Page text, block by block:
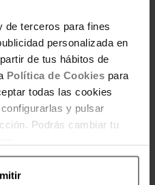
de terceros para fines
personalizada en
de tus hábitos de
Política de Cookies para
todas las cookies
y pulsar
Podrás cambiar tu
descuento para
de
World
el Magic Play